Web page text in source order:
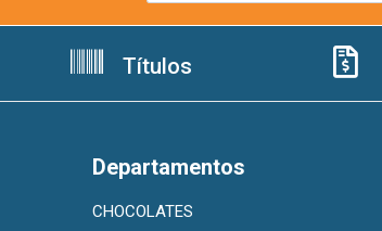
Títulos
Departamentos
CHOCOLATES